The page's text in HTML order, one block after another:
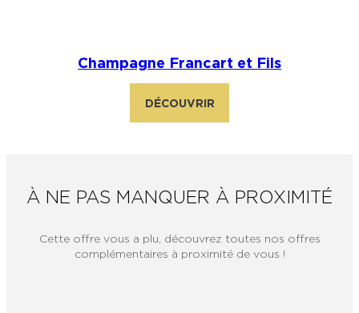
Champagne Francart et Fils
DÉCOUVRIR
À NE PAS MANQUER À PROXIMITÉ
Cette offre vous a plu, découvrez toutes nos offres
complémentaires à proximité de vous !